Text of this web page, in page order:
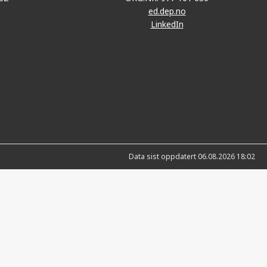
ed.dep.no
LinkedIn
Data sist oppdatert 06.08.2026 18:02